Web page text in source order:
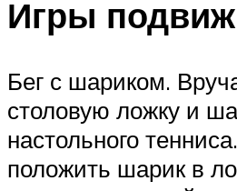
Игры
Бег с шариком.
столовую ложку и
настольного
положить шарик в